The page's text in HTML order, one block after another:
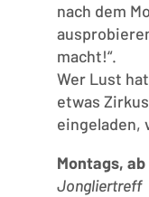
nach dem
macht!“.
Wer Lust
etwas
eingeladen,
Montags, ab
Jongliertreff